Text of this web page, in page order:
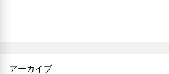
アーカイブ